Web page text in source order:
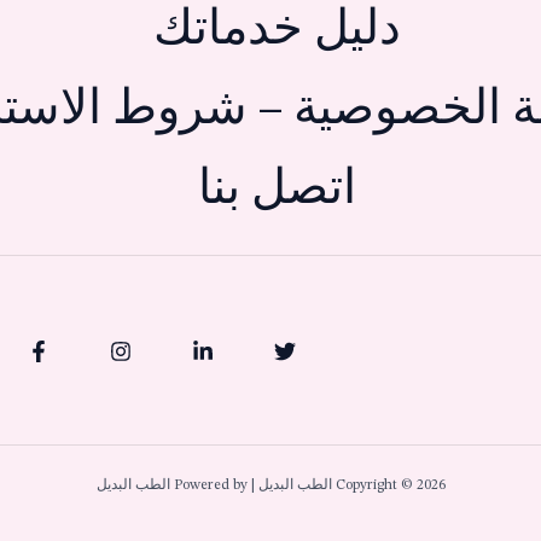
دليل خدماتك
الخصوصية – شروط
اتصل بنا
Copyright © 2026 الطب البديل | Powered by الطب البديل